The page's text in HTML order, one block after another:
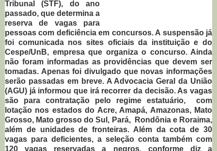
Tribunal (STF), do ano
passado, que determina a
reserva de vagas para
pessoas com deficiência em concursos. A suspensão já
foi comunicada nos sites oficiais da instituição e do
Cespe/UnB, empresa que organiza o concurso. Ainda
não foram informadas as providências que devem ser
tomadas. Apenas foi divulgado que novas informações
serão passadas em breve. A Advocacia Geral da União
(AGU) já informou que irá recorrer da decisão. As vagas
são para contratação pelo regime estatuário, com
lotação nos estados do Acre, Amapá, Amazonas, Mato
Grosso, Mato grosso do Sul, Pará, Rondônia e Roraima,
além de unidades de fronteiras. Além da cota de 30
vagas para deficientes, a seleção conta também com
120 vagas reservadas a negros, conforme diz a